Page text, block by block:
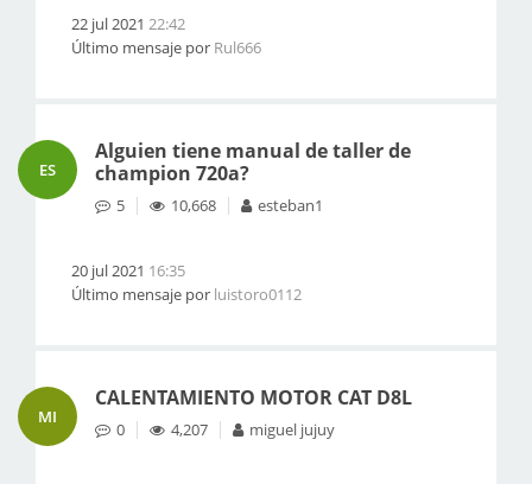
22 jul 2021 22:42
Último mensaje por Rul666
ES
Alguien tiene manual de taller de
champion 720a?
5 10,668 esteban1
20 jul 2021 16:35
Último mensaje por luistoro0112
MI
CALENTAMIENTO MOTOR CAT D8L
0 4,207 miguel jujuy